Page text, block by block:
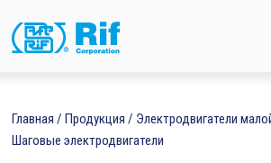
Главная / Продукция / Электродвигатели
Шаговые электродвигатели